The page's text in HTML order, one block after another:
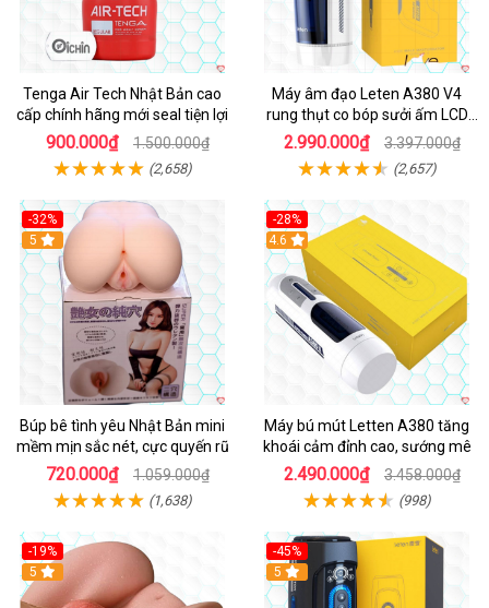
Tenga Air Tech Nhật Bản cao
cấp chính hãng mới seal tiện lợi
900.000₫ 1.500.000₫
(2,658)
Máy âm đạo Leten A380 V4
rung thụt co bóp sưởi ấm LCD
đẹp
2.990.000₫ 3.397.000₫
(2,657)
-32%
Hot
5
Búp bê tình yêu Nhật Bản mini
mềm mịn sắc nét, cực quyến rũ
720.000₫ 1.059.000₫
(1,638)
-28%
Hot
4.6
Máy bú mút Letten A380 tăng
khoái cảm đỉnh cao, sướng mê
2.490.000₫ 3.458.000₫
(998)
-19%
Hot
5
-45%
Hot
5